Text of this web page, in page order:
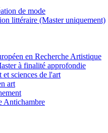
de mode
littéraire (Master uniquement)
en Recherche Artistique
à finalité approfondie
et sciences de l'art
art
Antichambre